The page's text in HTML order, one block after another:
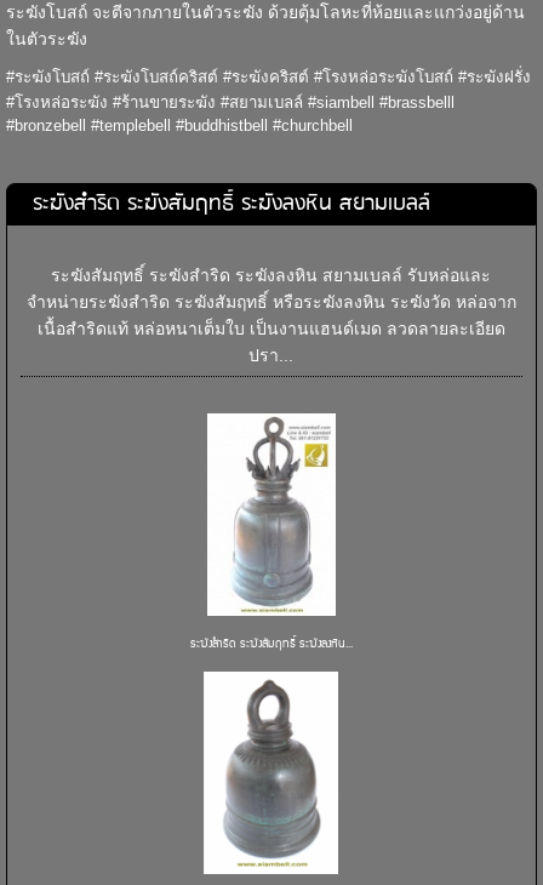
ระฆังโบสถ์ จะตีจากภายในตัวระฆัง ด้วยตุ้มโลหะที่ห้อยและแกว่งอยู่ด้าน
ในตัวระฆัง
#ระฆังโบสถ์ #ระฆังโบสถ์คริสต์ #ระฆังคริสต์ #โรงหล่อระฆังโบสถ์ #ระฆังฝรั่ง
#โรงหล่อระฆัง #ร้านขายระฆัง #สยามเบลล์ #siambell #brassbelll
#bronzebell #templebell #buddhistbell #churchbell
ระฆังสำริด ระฆังสัมฤทธิ์ ระฆังลงหิน สยามเบลล์
ระฆังสัมฤทธิ์ ระฆังสำริด ระฆังลงหิน สยามเบลล์ รับหล่อและ
จำหน่ายระฆังสำริด ระฆังสัมฤทธิ์ หรือระฆังลงหิน ระฆังวัด หล่อจาก
เนื้อสำริดแท้ หล่อหนาเต็มใบ เป็นงานแฮนด์เมด ลวดลายละเอียด
ปรา...
ระฆังสำริด ระฆังสัมฤทธิ์ ระฆังลงหิน...